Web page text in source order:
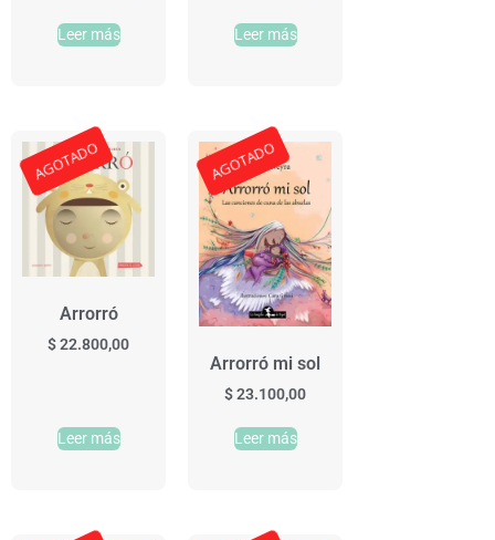
Leer más Leer más
AGOTADO
Arrorró
$22.800,00
Leer más
AGOTADO
Arrorró mi sol
$23.100,00
Leer más